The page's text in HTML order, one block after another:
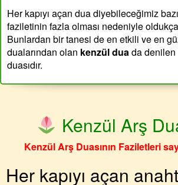
Her kapıyı açan dua diyebileceğimiz
faziletinin fazla olması nedeniyle
Bunlardan bir tanesi de en etkili ve en
dualarından olan kenzül duada
duasıdır.
Kenzül Arş
Kenzül Arş Duasının Faziletleri
Her kapıyı açan